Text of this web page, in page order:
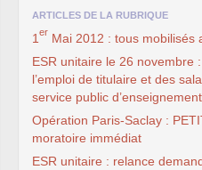
Année 2006
Année 2005
LIENS SOLIDAIRES
ARTICLES DE LA RUBRIQUE
1 er Mai 2012 : tous mobilisés
ESR unitaire le 26 novembre
l’emploi de titulaire et des
service public
Opération Paris-Saclay :
moratoire immédiat
ESR unitaire : relance